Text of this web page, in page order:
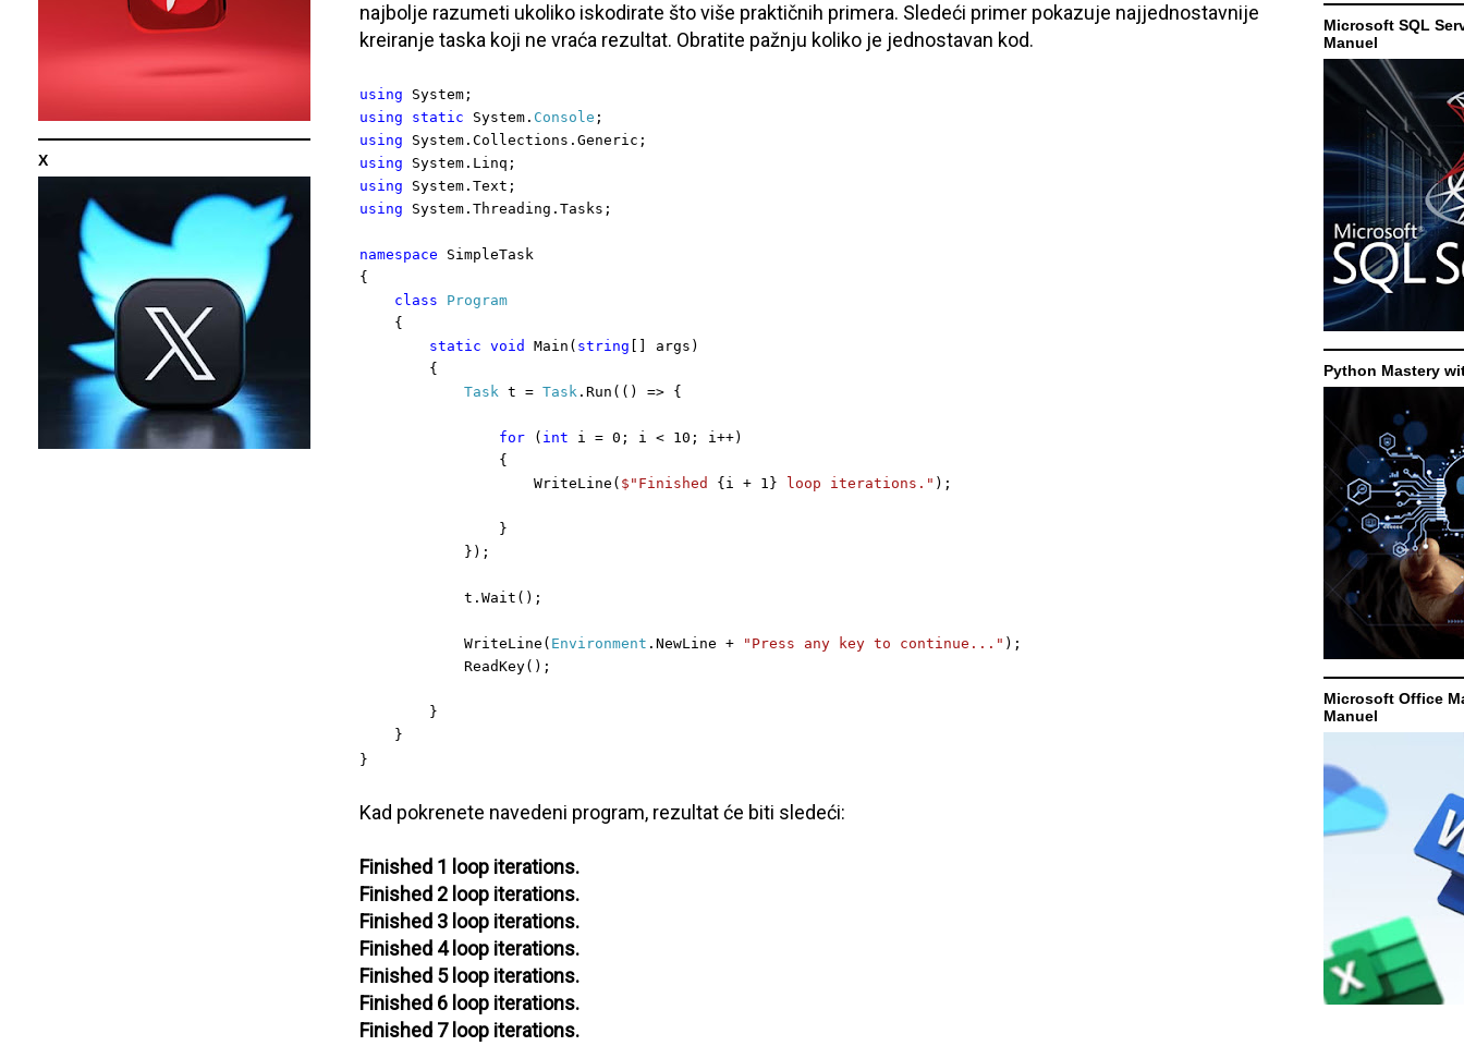
najbolje razumeti ukoliko iskodirate što više praktičnih primera. Sledeći primer pokazuje najjednostavnije
kreiranje taska koji ne vraća rezultat. Obratite pažnju koliko je jednostavan kod.
using System;
using
static System. Console ;
using System.Collections.Generic;
using System.Linq;
using System.Text;
using System.Threading.Tasks;
namespace SimpleTask
{
class
Program
{
static void Main( string [] args)
{
Task t = Task .Run(() => {
for ( int i = 0; i < 10; i++)
{
WriteLine( $"Finished {i + 1} loop iterations." );
}
});
t.Wait();
WriteLine( Environment .NewLine + "Press any key to continue..." );
ReadKey();
}
}
}
Kad pokrenete navedeni program, rezultat će biti sledeći:
Finished 1 loop iterations.
Finished 2 loop iterations.
Finished 3 loop iterations.
Finished 4 loop iterations.
Finished 5 loop iterations.
Finished 6 loop iterations.
Finished 7 loop iterations.
X
Microsoft SQL
Manuel
Python Mastery
Microsoft Office
Manuel